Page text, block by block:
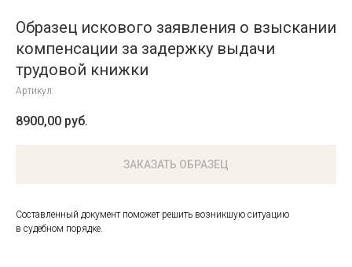
Образец искового заявления о взыскании
компенсации за задержку выдачи
трудовой книжки
Артикул:
8900,00 руб.
ЗАКАЗАТЬ ОБРАЗЕЦ
Составленный документ поможет решить возникшую ситуацию
в судебном порядке.